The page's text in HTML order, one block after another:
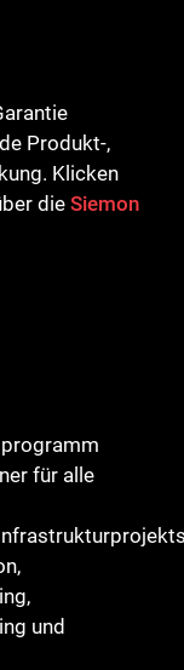
Produkt-,
Klicken
die Siemon
für alle
und